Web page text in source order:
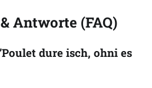
Antworte (FAQ)
dure isch, ohni es